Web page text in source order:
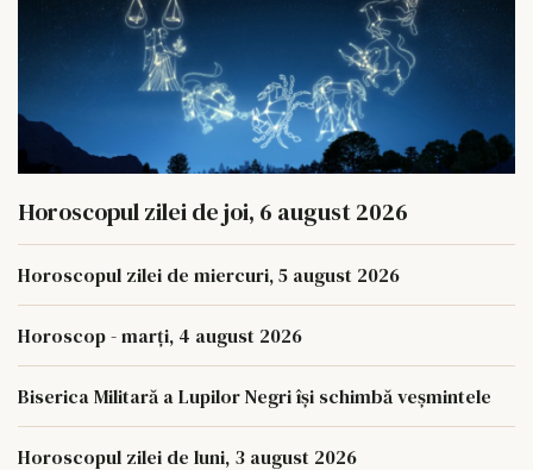
Horoscopul zilei de joi, 6 august 2026
Horoscopul zilei de miercuri, 5 august 2026
Horoscop - marți, 4 august 2026
Biserica Militară a Lupilor Negri își schimbă veșmintele
Horoscopul zilei de luni, 3 august 2026